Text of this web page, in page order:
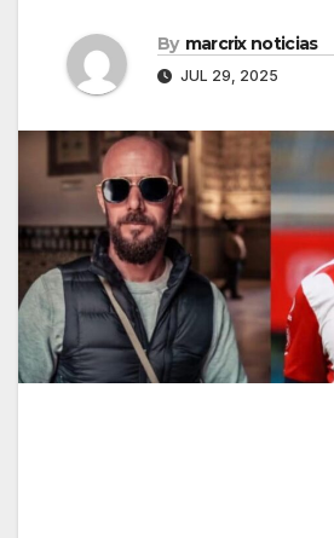
By marcrix noticias
JUL 29, 2025